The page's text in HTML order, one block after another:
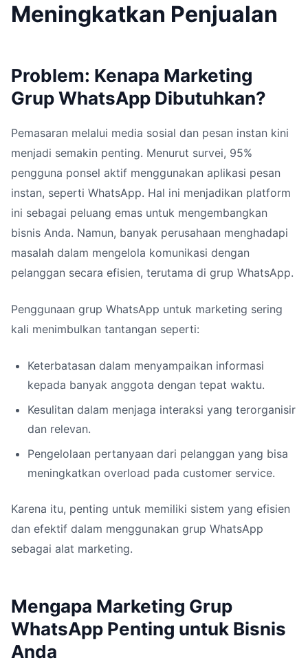
Meningkatkan Penjualan
Problem: Kenapa Marketing
Grup WhatsApp Dibutuhkan?
Pemasaran melalui media sosial dan pesan instan kini
menjadi semakin penting. Menurut survei, 95%
pengguna ponsel aktif menggunakan aplikasi pesan
instan, seperti WhatsApp. Hal ini menjadikan platform
ini sebagai peluang emas untuk mengembangkan
bisnis Anda. Namun, banyak perusahaan menghadapi
masalah dalam mengelola komunikasi dengan
pelanggan secara efisien, terutama di grup WhatsApp.
Penggunaan grup WhatsApp untuk marketing sering
kali menimbulkan tantangan seperti:
Keterbatasan dalam menyampaikan informasi
kepada banyak anggota dengan tepat waktu.
Kesulitan dalam menjaga interaksi yang terorganisir
dan relevan.
Pengelolaan pertanyaan dari pelanggan yang bisa
meningkatkan overload pada customer service.
Karena itu, penting untuk memiliki sistem yang efisien
dan efektif dalam menggunakan grup WhatsApp
sebagai alat marketing.
Mengapa Marketing Grup
WhatsApp Penting untuk Bisnis
Anda